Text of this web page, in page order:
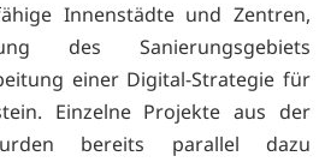
Innenstädte und Zentren,
des Sanierungsgebiets
einer Digital-Strategie für
Einzelne Projekte aus der
bereits parallel dazu